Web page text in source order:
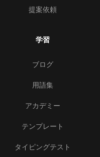
提案依頼
学習
ブログ
用語集
アカデミー
テンプレート
タイピングテスト